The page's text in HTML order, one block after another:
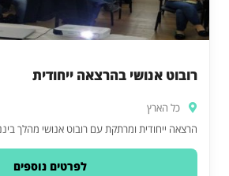
רובוט אנושי בהרצאה ייחודית
כל הארץ
הרצאה ייחודית ומרתקת עם רובוט אנושי מהלך
לפרטים נוספים